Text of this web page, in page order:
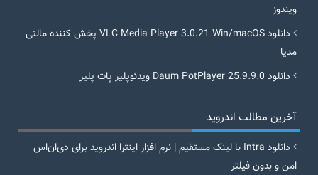
ویندوز
دانلود VLC Media Player 3.0.21 Win/macOS پخش کننده مالتی
مدیا
دانلود Daum PotPlayer 25.9.9.0 ویدئوپلیر پات پلیر
آخرین مطالب اندروید
دانلود Intra با لینک مستقیم | نرم افزار اینترا اندروید برای دی‌ان‌اس
امن و بدون فیلتر